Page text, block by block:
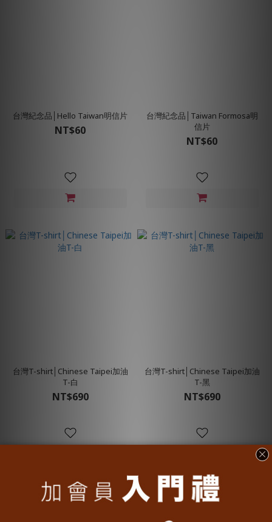
台灣紀念品│Hello Taiwan明信片
NT$60
台灣紀念品│Taiwan Formosa明
信片
NT$60
台灣T-shirt│Chinese Taipei加油
T-白
NT$690
台灣T-shirt│Chinese Taipei加油
T-黑
NT$690